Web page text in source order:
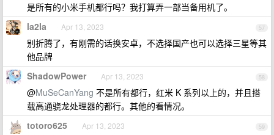
是所有的小米手机都行吗？我打算弄一部当备用机了。
57
la2la Apr 13, 2023
别折腾了，有刚需的话换安卓，不选择国产也可以选择三星等其
他品牌
58
ShadowPower Apr 13, 2023
@MuSeCanYang 不是所有都行，红米 K 系列以上的，并且搭
载高通骁龙处理器的都行。其他的看情况。
59
totoro625 Apr 13, 2023